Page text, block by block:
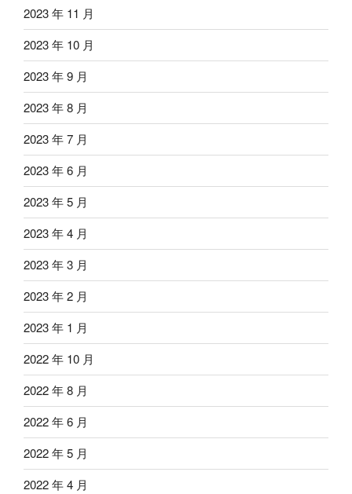
2023 年 11 月
2023 年 10 月
2023 年 9 月
2023 年 8 月
2023 年 7 月
2023 年 6 月
2023 年 5 月
2023 年 4 月
2023 年 3 月
2023 年 2 月
2023 年 1 月
2022 年 10 月
2022 年 8 月
2022 年 6 月
2022 年 5 月
2022 年 4 月